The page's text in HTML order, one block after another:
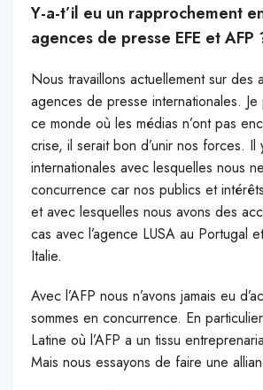
Y-a-t’il eu un rapprochement
agences de presse EFE et AFP
Nous travaillons actuellement sur des
agences de presse internationales.
ce monde où les médias n’ont pas
crise, il serait bon d’unir nos forces.
internationales avec lesquelles nous
concurrence car nos publics et
et avec lesquelles nous avons des
cas avec l’agence LUSA au Portugal
Italie.
Avec l’AFP nous n’avons jamais eu
sommes en concurrence. En
Latine où l’AFP a un tissu
Mais nous essayons de faire une